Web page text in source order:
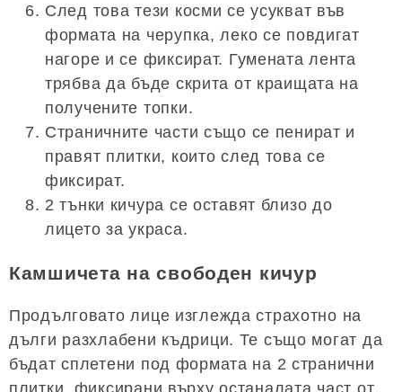
След това тези косми се усукват във
формата на черупка, леко се повдигат
нагоре и се фиксират. Гумената лента
трябва да бъде скрита от краищата на
получените топки.
Страничните части също се пенират и
правят плитки, които след това се
фиксират.
2 тънки кичура се оставят близо до
лицето за украса.
Камшичета на свободен кичур
Продълговато лице изглежда страхотно на
дълги разхлабени къдрици. Те също могат да
бъдат сплетени под формата на 2 странични
плитки, фиксирани върху останалата част от